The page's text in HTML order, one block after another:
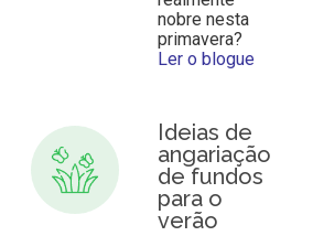
nobre nesta
primavera?
Ler o blogue
Ideias de
angariação
de fundos
para o
verão